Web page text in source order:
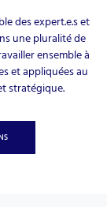
des expert.e.s et
une pluralité de
ensemble à
et appliquées au
stratégique.